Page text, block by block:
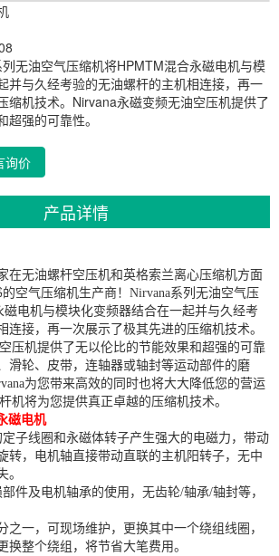
无油空气压缩机将HPMTM混合永磁电机与模
并与久经考验的无油螺杆的主机相连接，再一
缩机技术。Nirvana永磁变频无油空压机提供了
强的可靠性。
询价
产品详情
在无油螺杆空压机和英格索兰离心压缩机方面
空气压缩机生产商！Nirvana系列无油空气压
电机与模块化变频器结合在一起并与久经考
连接，再一次展示了极其先进的压缩机技术。
压机提供了无以伦比的节能效果和超强的可靠
滑轮、皮带，连轴器或轴封等运动部件的磨
为您带来高效的同时也将大大降低您的营运
机将为您提供真正卓越的压缩机技术。
磁电机
子线圈和永磁体转子产生强大的电磁力，带动
转，电机轴直接带动直联的主机阳转子，无中
。
件及电机轴承的使用，无齿轮/轴承/轴封等，
之一，可现场维护，更换其中一个绕组线圈，
换整个绕组，将节省大笔费用。